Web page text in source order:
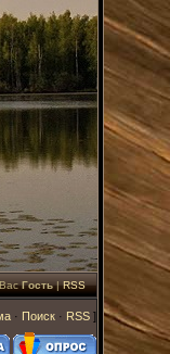
Гость|RSS
· Поиск · RSS ]